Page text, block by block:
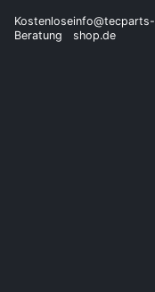
Kostenlose
Beratung
info@tecparts-
shop.de